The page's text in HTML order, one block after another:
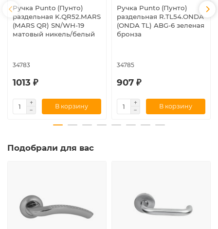
Ручка Punto (Пунто)
раздельная K.QR52.MARS
(MARS QR) SN/WH-19
матовый никель/белый
34783
1013 ₽
В корзину
Ручка Punto (Пунто)
раздельная R.TL54.ONDA
(ONDA TL) ABG-6 зеленая
бронза
34785
907 ₽
В корзину
Подобрали для вас